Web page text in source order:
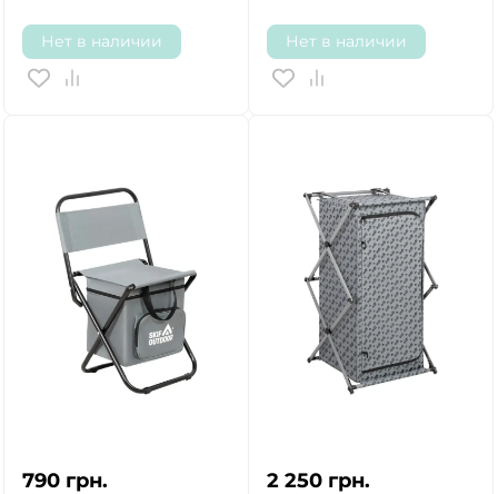
Нет в наличии Нет в наличии
790 грн. 2 250 грн.